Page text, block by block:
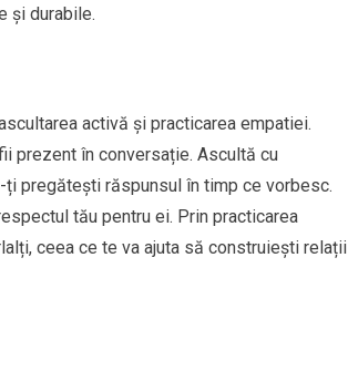
și durabile.
activă și practicarea empatiei.
prezent în conversație. Ascultă cu
pregătești răspunsul în timp ce vorbesc.
tău pentru ei. Prin practicarea
ceea ce te va ajuta să construiești relații